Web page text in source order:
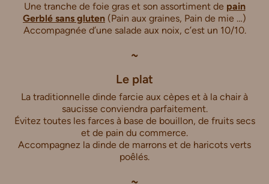
Une tranche de foie gras et son assortiment de pain
Gerblé sans gluten (Pain aux graines, Pain de mie …)
Accompagnée d’une salade aux noix, c’est un 10/10.
~
Le plat
La traditionnelle dinde farcie aux cèpes et à la chair à
saucisse conviendra parfaitement.
Évitez toutes les farces à base de bouillon, de fruits secs
et de pain du commerce.
Accompagnez la dinde de marrons et de haricots verts
poêlés.